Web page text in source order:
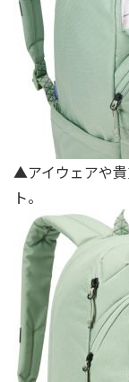
▲アイウェアや貴
ト。